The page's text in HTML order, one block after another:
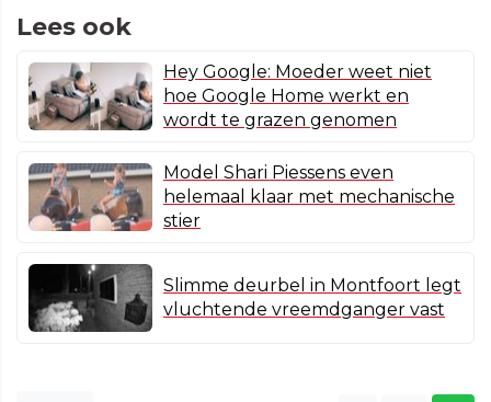
Lees ook
Hey Google: Moeder weet niet
hoe Google Home werkt en
wordt te grazen genomen
Model Shari Piessens even
helemaal klaar met mechanische
stier
Slimme deurbel in Montfoort legt
vluchtende vreemdganger vast